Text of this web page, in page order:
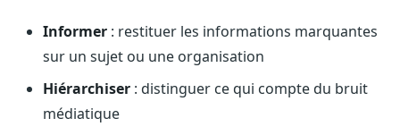
ONG, syndicats, ordres, associations
Parlementaires
Préparez vos interventions et amendements
Journalistes
Informer : restituer les informations marquantes
sur un sujet ou une organisation
Hiérarchiser : distinguer ce qui compte du bruit
médiatique